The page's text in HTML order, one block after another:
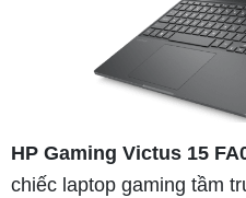
HP Gaming Victus 15
chiếc laptop gaming tầm